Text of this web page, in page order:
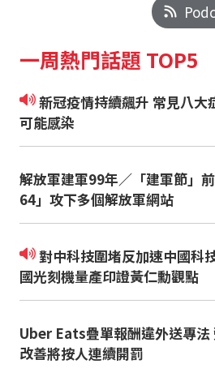
一周熱門話題 TOP5
新冠疫情持續飆升 常見八大症狀 沒發燒也
可能感染
解放軍建軍99年／「建軍節」
64」攻下多個解放軍網站
對中科技圍堵反加速中國科技自主？！中
國光刻機量產印證黃仁勳觀點
Uber Eats疊單報酬違外送專法
改善將按人連續開罰